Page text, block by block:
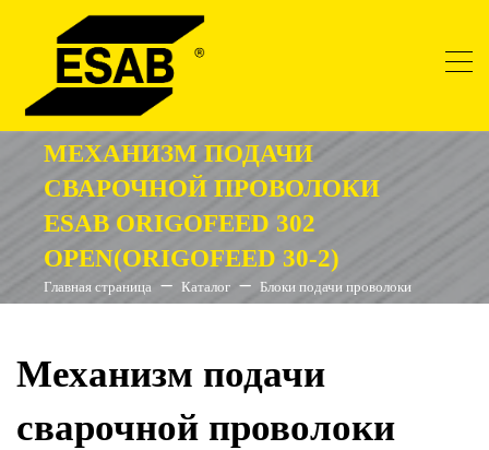
МЕХАНИЗМ ПОДАЧИ
СВАРОЧНОЙ ПРОВОЛОКИ
ESAB ORIGOFEED 302
OPEN(ORIGOFEED 30-2)
Главная страница Каталог Блоки подачи проволоки
Механизм подачи
сварочной проволоки